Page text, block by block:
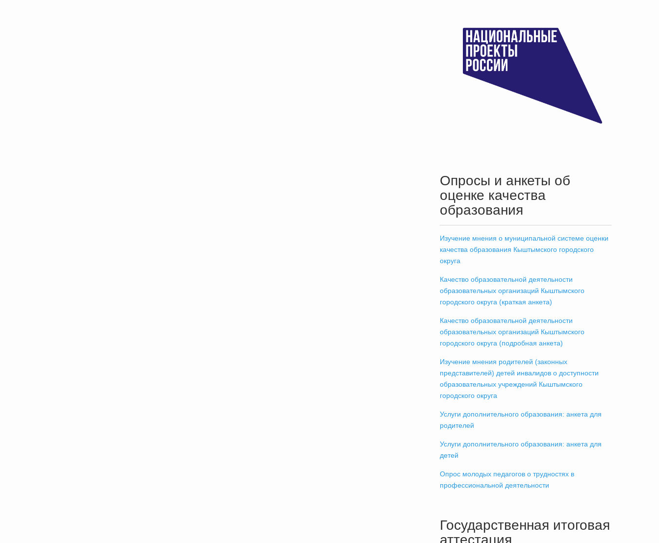
Опросы и анкеты об
оценке качества
образования
Изучение мнения о муниципальной системе оценки
качества образования Кыштымского городского
округа
Качество образовательной деятельности
образовательных организаций Кыштымского
городского округа (краткая анкета)
Качество образовательной деятельности
образовательных организаций Кыштымского
городского округа (подробная анкета)
Изучение мнения родителей (законных
представителей) детей инвалидов о доступности
образовательных учреждений Кыштымского
городского округа
Услуги дополнительного образования: анкета для
родителей
Услуги дополнительного образования: анкета для
детей
Опрос молодых педагогов о трудностях в
профессиональной деятельности
Государственная итоговая
аттестация